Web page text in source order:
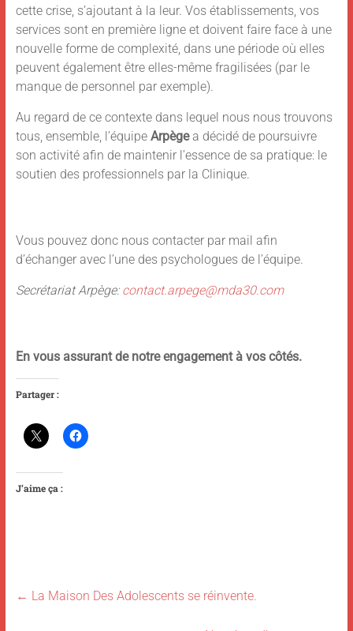
cette crise, s’ajoutant à la leur. Vos établissements, vos
services sont en première ligne et doivent faire face à une
nouvelle forme de complexité, dans une période où elles
peuvent également être elles-même fragilisées (par le
manque de personnel par exemple).
Au regard de ce contexte dans lequel nous nous trouvons
tous, ensemble, l’équipe Arpègea décidé de poursuivre
son activité afin de maintenir l’essence de sa pratique: le
soutien des professionnels par la Clinique.
Vous pouvez donc nous contacter par mail afin
d’échanger avec l’une des psychologues de l’équipe.
Secrétariat Arpège: contact.arpege@mda30.com
En vous assurant de notre engagement à vos côtés.
Partager :
J’aime ça :
← La Maison Des Adolescents se réinvente.